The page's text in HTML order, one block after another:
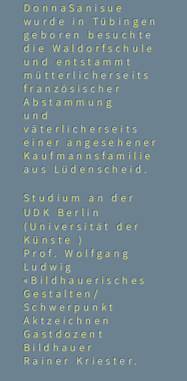
DonnaSanisue
wurde in Tübingen
geboren besuchte
die Waldorfschule
und entstammt
mütterlicherseits
französischer
Abstammung
und
väterlicherseits
einer angesehener
Kaufmannsfamilie
aus Lüdenscheid.
Studium an der
UDK Berlin
(Universität der
Künste )
Prof. Wolfgang
Ludwig
«Bildhauerisches
Gestalten/
Schwerpunkt
Aktzeichnen
Gastdozent
Bildhauer
Rainer Kriester.